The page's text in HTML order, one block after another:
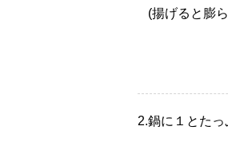
(揚げると膨
2.鍋に１とたっ